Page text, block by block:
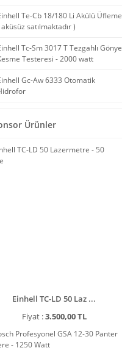
Te-Cb 18/180 Li Akülü Üfleme
satılmaktadır )
Tc-Sm 3017 T Tezgahlı Gönye
Testeresi - 2000 watt
Gc-Aw 6333 Otomatik
Ürünler
Einhell TC-LD 50 Laz ...
Fiyat :3.500,00 TL